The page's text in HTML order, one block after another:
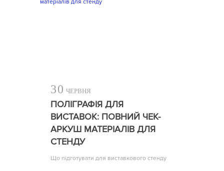
30 ЧЕРВНЯ
ПОЛІГРАФІЯ ДЛЯ
ВИСТАВОК: ПОВНИЙ ЧЕК-
АРКУШ МАТЕРІАЛІВ ДЛЯ
СТЕНДУ
Що підготувати для виставкового стенду